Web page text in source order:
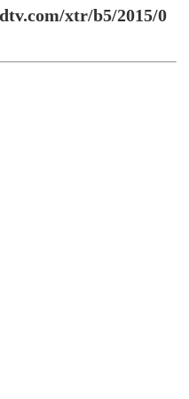
xtr/b5/2015/0